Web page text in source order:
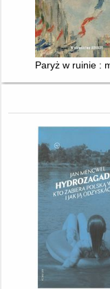
Paryż w ruinie :